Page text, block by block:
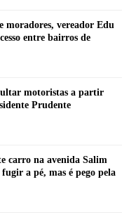
moradores, vereador Edu
entre bairros de
motoristas a partir
Prudente
carro na avenida Salim
a pé, mas é pego pela